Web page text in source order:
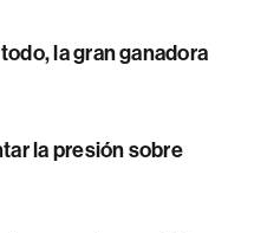
la gran ganadora
la presión sobre